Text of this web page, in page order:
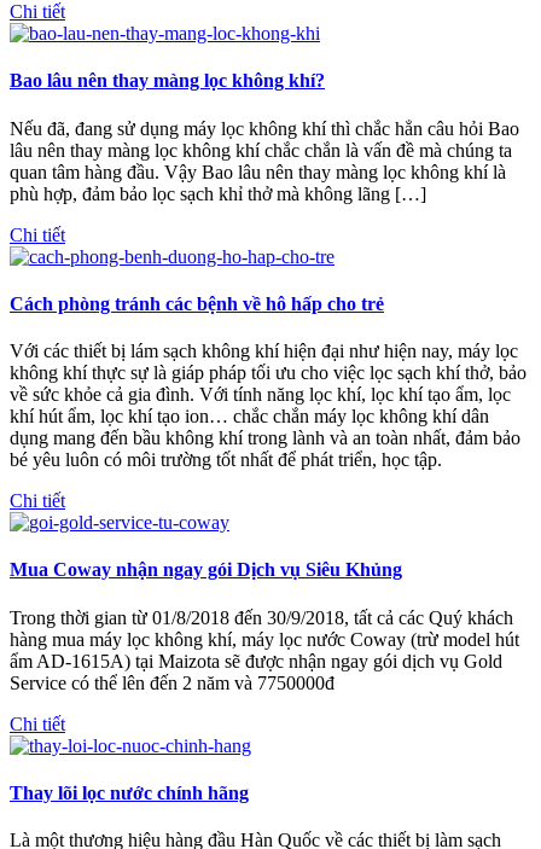
Chi tiết
Bao lâu nên thay màng lọc không khí?
Nếu đã, đang sử dụng máy lọc không khí thì chắc hẳn câu hỏi Bao
lâu nên thay màng lọc không khí chắc chắn là vấn đề mà chúng ta
quan tâm hàng đầu. Vậy Bao lâu nên thay màng lọc không khí là
phù hợp, đảm bảo lọc sạch khỉ thở mà không lãng […]
Chi tiết
Cách phòng tránh các bệnh về hô hấp cho trẻ
Với các thiết bị lám sạch không khí hiện đại như hiện nay, máy lọc
không khí thực sự là giáp pháp tối ưu cho việc lọc sạch khí thở, bảo
về sức khỏe cả gia đình. Với tính năng lọc khí, lọc khí tạo ẩm, lọc
khí hút ẩm, lọc khí tạo ion… chắc chắn máy lọc không khí dân
dụng mang đến bầu không khí trong lành và an toàn nhất, đảm bảo
bé yêu luôn có môi trường tốt nhất để phát triển, học tập.
Chi tiết
Mua Coway nhận ngay gói Dịch vụ Siêu Khủng
Trong thời gian từ 01/8/2018 đến 30/9/2018, tất cả các Quý khách
hàng mua máy lọc không khí, máy lọc nước Coway (trừ model hút
ẩm AD-1615A) tại Maizota sẽ được nhận ngay gói dịch vụ Gold
Service có thể lên đến 2 năm và 7750000đ
Chi tiết
Thay lõi lọc nước chính hãng
Là một thương hiệu hàng đầu Hàn Quốc về các thiết bị làm sạch